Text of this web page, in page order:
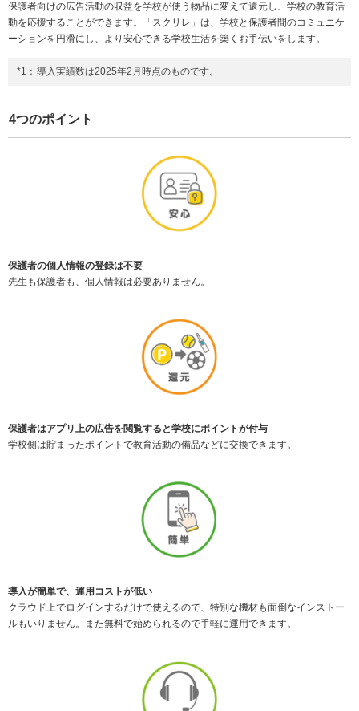
保護者向けの広告活動の収益を学校が使う物品に変えて還元し、学校の教育活
動を応援することができます。「スクリレ」は、学校と保護者間のコミュニケ
ーションを円滑にし、より安心できる学校生活を築くお手伝いをします。
*1： 導入実績数は2025年2月時点のものです。
4つのポイント
保護者の個人情報の登録は不要
先生も保護者も、個人情報は必要ありません。
保護者はアプリ上の広告を閲覧すると学校にポイントが付与
学校側は貯まったポイントで教育活動の備品などに交換できます。
導入が簡単で、運用コストが低い
クラウド上でログインするだけで使えるので、特別な機材も面倒なインストー
ルもいりません。また無料で始められるので手軽に運用できます。